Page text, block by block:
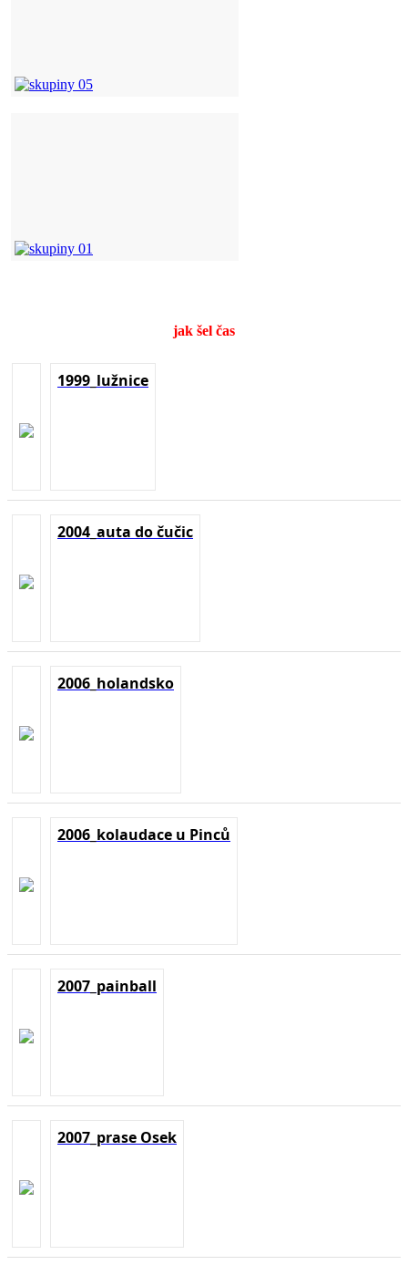
jak šel čas
1999_lužnice
2004_auta do čučic
2006_holandsko
2006_kolaudace u Pinců
2007_painball
2007_prase Osek